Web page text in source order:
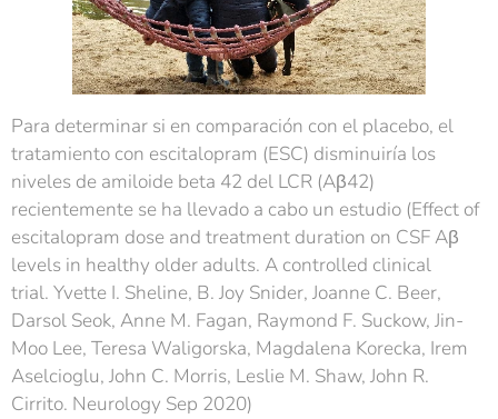
Para determinar si en comparación con el placebo, el
tratamiento con escitalopram (ESC) disminuiría los
niveles de amiloide beta 42 del LCR (Aβ42)
recientemente se ha llevado a cabo un estudio (Effect of
escitalopram dose and treatment duration on CSF Aβ
levels in healthy older adults. A controlled clinical
trial. Yvette I. Sheline, B. Joy Snider, Joanne C. Beer,
Darsol Seok, Anne M. Fagan, Raymond F. Suckow, Jin-
Moo Lee, Teresa Waligorska, Magdalena Korecka, Irem
Aselcioglu, John C. Morris, Leslie M. Shaw, John R.
Cirrito. Neurology Sep 2020)